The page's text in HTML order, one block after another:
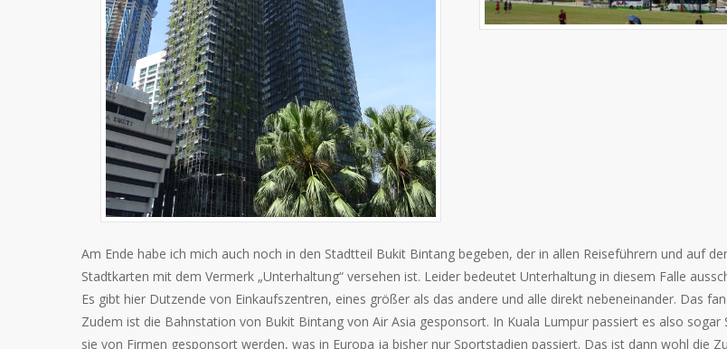
Am Ende habe ich mich auch noch in den Stadtteil Bukit Bintang begeben, der in allen Reiseführern und auf
Stadtkarten mit dem Vermerk „Unterhaltung“ versehen ist. Leider bedeutet Unterhaltung in diesem Falle
Es gibt hier Dutzende von Einkaufszentren, eines größer als das andere und alle direkt nebeneinander. Das
Zudem ist die Bahnstation von Bukit Bintang von Air Asia gesponsort. In Kuala Lumpur passiert es also sogar
sie von Firmen gesponsort werden, was in Europa ja bisher nur Sportstadien passiert. Das ist dann wohl die